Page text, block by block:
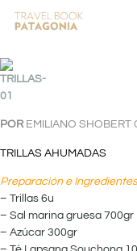
POR EMILIANO SHOBERT
TRILLAS AHUMADAS
Preparación e Ingredientes
– Trillas 6u
– Sal marina gruesa 700gr
– Azúcar 300gr